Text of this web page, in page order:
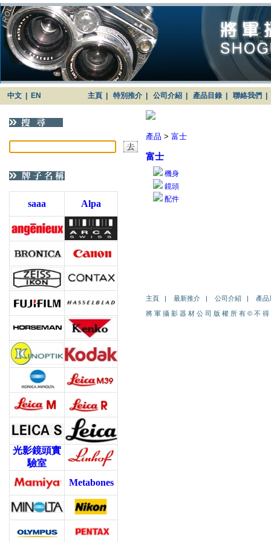
中文 EN 主頁 特別推介 公司介紹 產品目錄 聯絡我們
saaa Alpa
光影鏡頭實
驗室
Metabones
產品 > 富士
富士
機身
鏡頭
配件
主頁 | 最新推介 | 公司介紹 | 產品
將 軍 攝 影 器 材 公 司 版 權 所 有 © 不 得